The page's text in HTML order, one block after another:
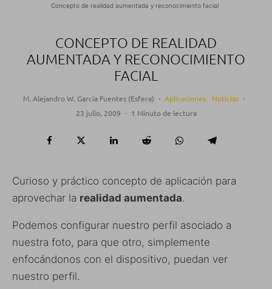
Concepto de realidad aumentada y reconocimiento facial
CONCEPTO DE REALIDAD
AUMENTADA Y RECONOCIMIENTO
FACIAL
M. Alejandro W. García Fuentes (Esfera) · Aplicaciones Noticias ·
23 julio, 2009 · 1 Minuto de lectura
Curioso y práctico concepto de aplicación para
aprovechar la realidad aumentada.
Podemos configurar nuestro perfil asociado a
nuestra foto, para que otro, simplemente
enfocándonos con el dispositivo, puedan ver
nuestro perfil.